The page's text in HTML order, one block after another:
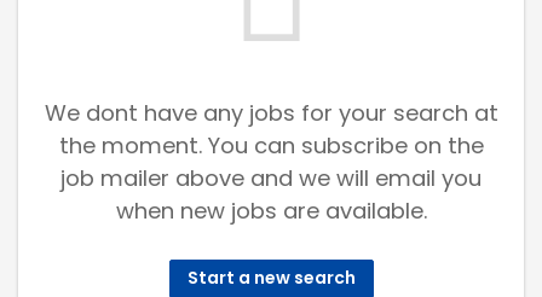
We dont have any jobs for your search at
the moment. You can subscribe on the
job mailer above and we will email you
when new jobs are available.
Start a new search